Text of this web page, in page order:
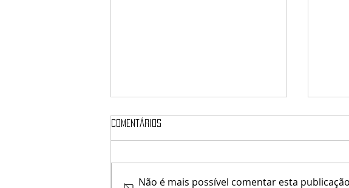
Comentários
Não é mais possível comentar esta